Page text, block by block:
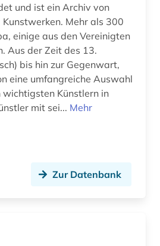
mittelfranzösisch (1)
und ist ein Archiv von
Mehr als 300
den Vereinigten
hin zur Gegenwart,
eine umfangreiche Auswahl
Künstlern in
Inhalt: - Künstler mit sei... Mehr
Zur Datenbank